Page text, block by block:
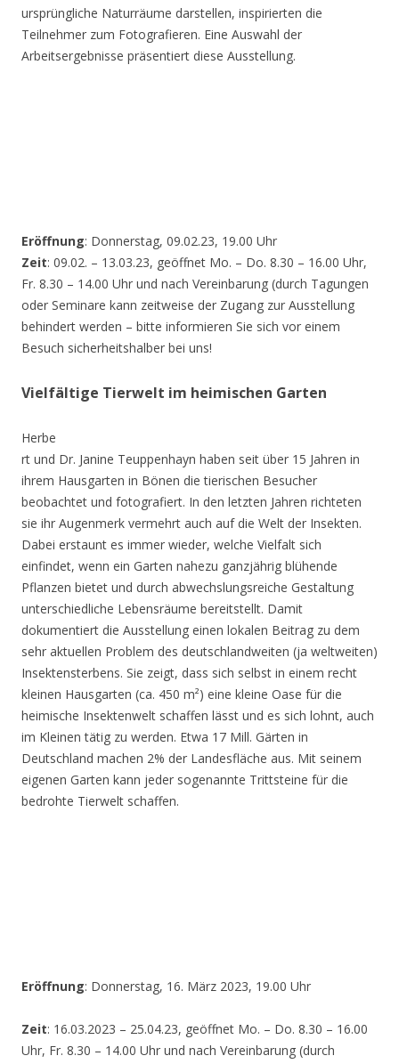
ursprüngliche Naturräume darstellen, inspirierten die
Teilnehmer zum Fotografieren. Eine Auswahl der
Arbeitsergebnisse präsentiert diese Ausstellung.
Eröffnung: Donnerstag, 09.02.23, 19.00 Uhr
Zeit: 09.02. – 13.03.23, geöffnet Mo. – Do. 8.30 – 16.00 Uhr,
Fr. 8.30 – 14.00 Uhr und nach Vereinbarung (durch Tagungen
oder Seminare kann zeitweise der Zugang zur Ausstellung
behindert werden – bitte informieren Sie sich vor einem
Besuch sicherheitshalber bei uns!
Vielfältige Tierwelt im heimischen Garten
Herbe
rt und Dr. Janine Teuppenhayn haben seit über 15 Jahren in
ihrem Hausgarten in Bönen die tierischen Besucher
beobachtet und fotografiert. In den letzten Jahren richteten
sie ihr Augenmerk vermehrt auch auf die Welt der Insekten.
Dabei erstaunt es immer wieder, welche Vielfalt sich
einfindet, wenn ein Garten nahezu ganzjährig blühende
Pflanzen bietet und durch abwechslungsreiche Gestaltung
unterschiedliche Lebensräume bereitstellt. Damit
dokumentiert die Ausstellung einen lokalen Beitrag zu dem
sehr aktuellen Problem des deutschlandweiten (ja weltweiten)
Insektensterbens. Sie zeigt, dass sich selbst in einem recht
kleinen Hausgarten (ca. 450 m²) eine kleine Oase für die
heimische Insektenwelt schaffen lässt und es sich lohnt, auch
im Kleinen tätig zu werden. Etwa 17 Mill. Gärten in
Deutschland machen 2% der Landesfläche aus. Mit seinem
eigenen Garten kann jeder sogenannte Trittsteine für die
bedrohte Tierwelt schaffen.
Eröffnung: Donnerstag, 16. März 2023, 19.00 Uhr
Zeit: 16.03.2023 – 25.04.23, geöffnet Mo. – Do. 8.30 – 16.00
Uhr, Fr. 8.30 – 14.00 Uhr und nach Vereinbarung (durch